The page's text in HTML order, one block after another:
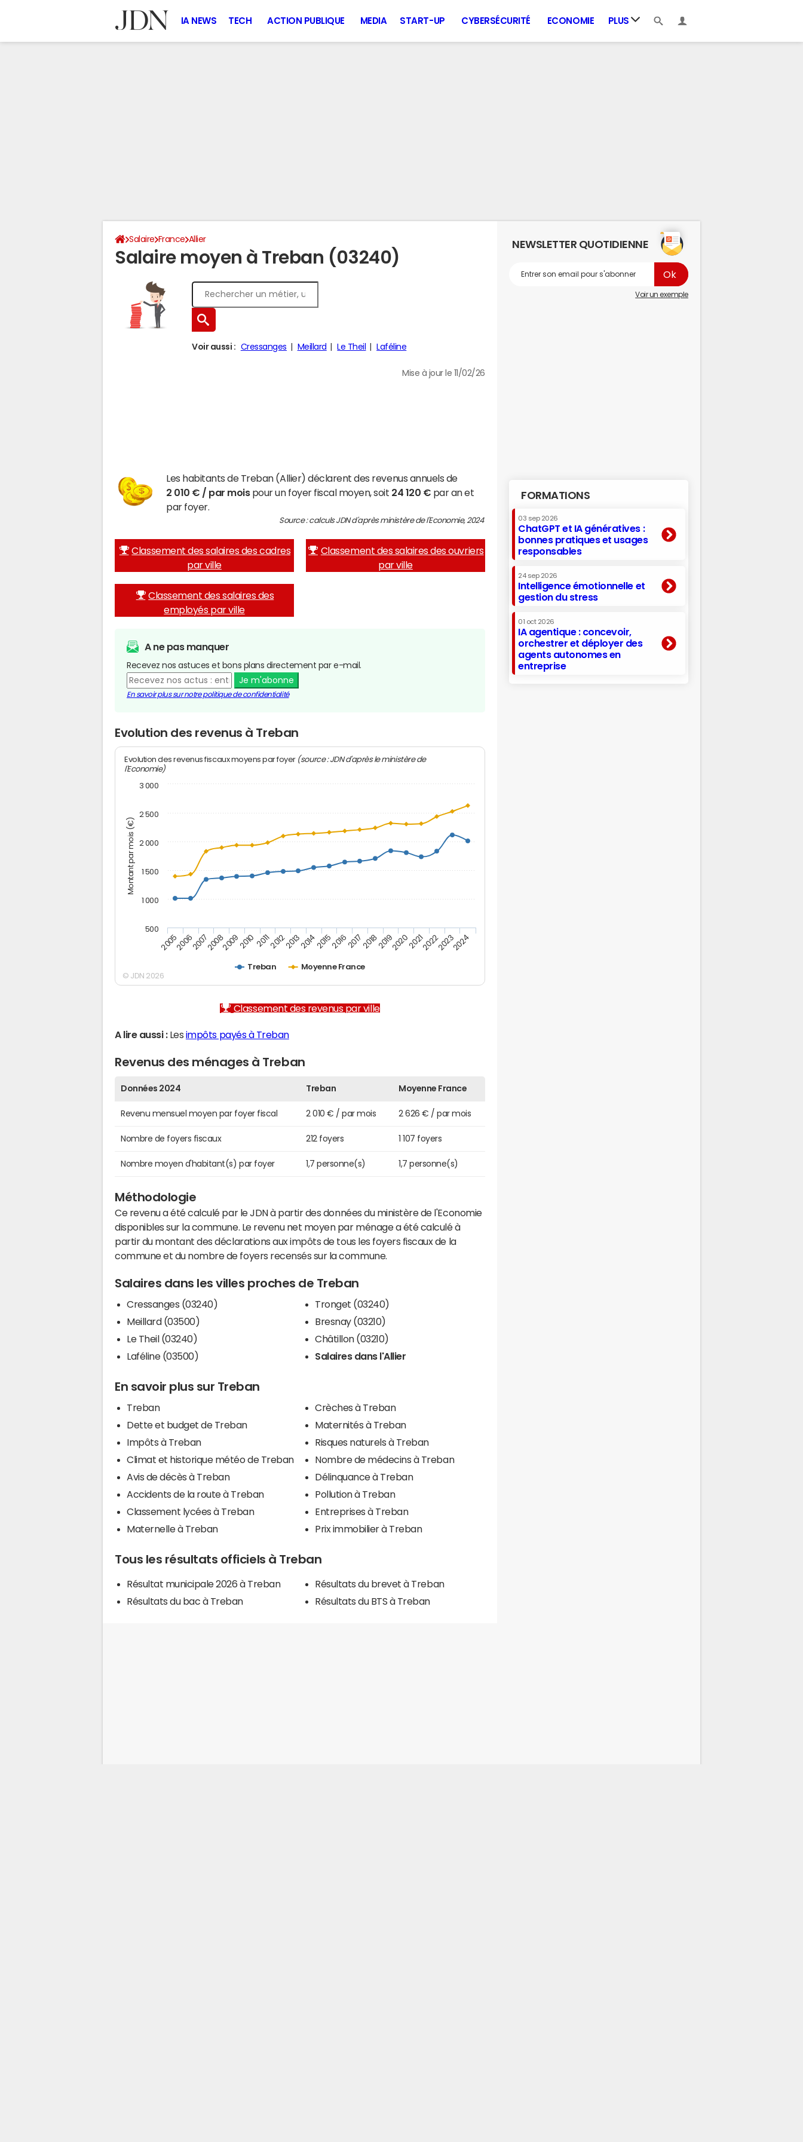
IA NEWS TECH ACTION PUBLIQUE MEDIA START-UP CYBERSÉCURITÉ ECONOMIE PLUS
Salaire France Allier
Salaire moyen à Treban (03240)
Voir aussi : Cressanges Meillard Le Theil Laféline
Mise à jour le 11/02/26
Les habitants de Treban (Allier) déclarent des revenus annuels de
2 010 € / par moispour un foyer fiscal moyen, soit 24 120 € par an et
par foyer.
Source : calculs JDN d'après ministère de l'Economie, 2024
Classement des salaires des cadres
par ville
Classement des salaires des ouvriers
par ville
Classement des salaires des
employés par ville
A ne pas manquer
Recevez nos astuces et bons plans directement par e-mail.
Je m'abonne
En savoir plus sur notre politique de confidentialité
Evolution des revenus à Treban
Montant par mois (€)
Evolution des revenus fiscaux moyens par foyer (source : JDN d'après le ministère de
l'Economie)
Treban Moyenne France
200520062007200820092010 20112012201320142015201620172018201920202021202220232024
500
1 000
1 500
2 000
2 500
3 000
© JDN 2026
Classement des revenus par ville
A lire aussi :Les impôts payés à Treban
Revenus des ménages à Treban
Données 2024 Treban Moyenne France
Revenu mensuel moyen par foyer fiscal 2 010 € / par mois 2 626 € / par mois
Nombre de foyers fiscaux 212 foyers 1 107 foyers
Nombre moyen d'habitant(s) par foyer 1,7 personne(s) 1,7 personne(s)
Méthodologie
Ce revenu a été calculé par le JDN à partir des données du ministère de l'Economie
disponibles sur la commune. Le revenu net moyen par ménage a été calculé à
partir du montant des déclarations aux impôts de tous les foyers fiscaux de la
commune et du nombre de foyers recensés sur la commune.
Salaires dans les villes proches de Treban
Cressanges (03240)
Meillard (03500)
Le Theil (03240)
Laféline (03500)
Tronget (03240)
Bresnay (03210)
Châtillon (03210)
Salaires dans l'Allier
En savoir plus sur Treban
Treban
Dette et budget de Treban
Impôts à Treban
Climat et historique météo de Treban
Avis de décès à Treban
Accidents de la route à Treban
Classement lycées à Treban
Maternelle à Treban
Crèches à Treban
Maternités à Treban
Risques naturels à Treban
Nombre de médecins à Treban
Délinquance à Treban
Pollution à Treban
Entreprises à Treban
Prix immobilier à Treban
Tous les résultats officiels à Treban
Résultat municipale 2026 à Treban
Résultats du bac à Treban
Résultats du brevet à Treban
Résultats du BTS à Treban
NEWSLETTER QUOTIDIENNE
Voir un exemple
FORMATIONS
03 sep 2026
ChatGPT et IA génératives :
bonnes pratiques et usages
responsables
24 sep 2026
Intelligence émotionnelle et
gestion du stress
01 oct 2026
IA agentique : concevoir,
orchestrer et déployer des
agents autonomes en
entreprise